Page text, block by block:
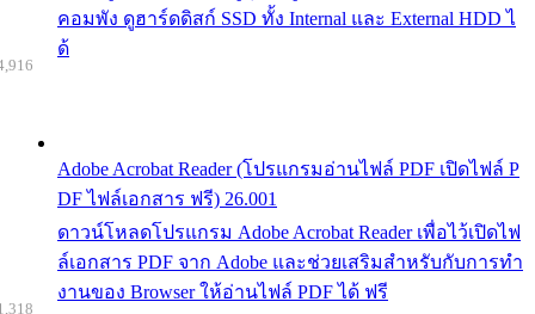
คอมพัง ดูฮาร์ดดิสก์ SSD ทั้ง Internal และ External HDD ไ
ด้
Adobe Acrobat Reader (โปรแกรมอ่านไฟล์ PDF เปิดไฟล์ P
DF ไฟล์เอกสาร ฟรี) 26.001
ดาวน์โหลดโปรแกรม Adobe Acrobat Reader เพื่อไว้เปิดไฟ
ล์เอกสาร PDF จาก Adobe และช่วยเสริมสำหรับกับการทำ
งานของ Browser ให้อ่านไฟล์ PDF ได้ ฟรี